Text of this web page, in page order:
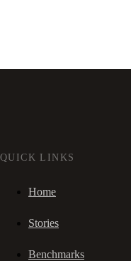
QUICK LINKS
Home
Stories
Benchmarks